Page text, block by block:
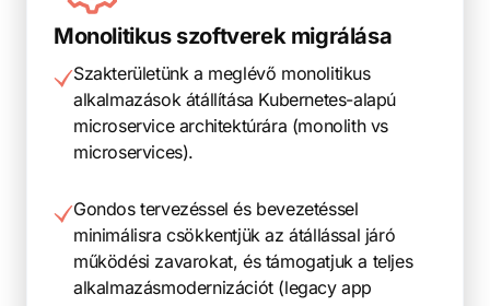
Monolitikus szoftverek migrálása
Szakterületünk a meglévő monolitikus
alkalmazások átállítása Kubernetes-alapú
microservice architektúrára (monolith vs
microservices).
Gondos tervezéssel és bevezetéssel
minimálisra csökkentjük az átállással járó
működési zavarokat, és támogatjuk a teljes
alkalmazásmodernizációt (legacy app